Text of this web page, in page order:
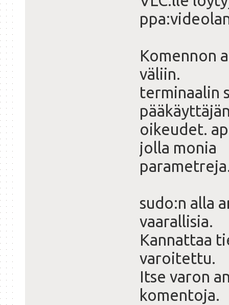
Komennon
väliin.
terminaalin
oikeudet.
jolla monia
sudo:n alla
vaarallisia.
Kannattaa
varoitettu.
Itse varon
komentoja.